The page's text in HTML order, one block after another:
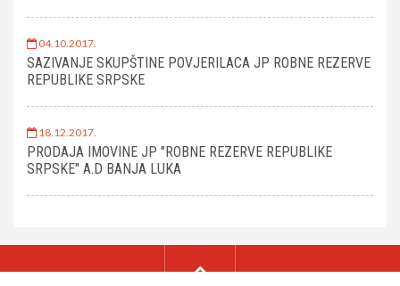
04.10.2017.
SAZIVANJE SKUPŠTINE POVJERILACA JP ROBNE REZERVE
REPUBLIKE SRPSKE
18.12.2017.
PRODAJA IMOVINE JP "ROBNE REZERVE REPUBLIKE
SRPSKE" A.D BANJA LUKA